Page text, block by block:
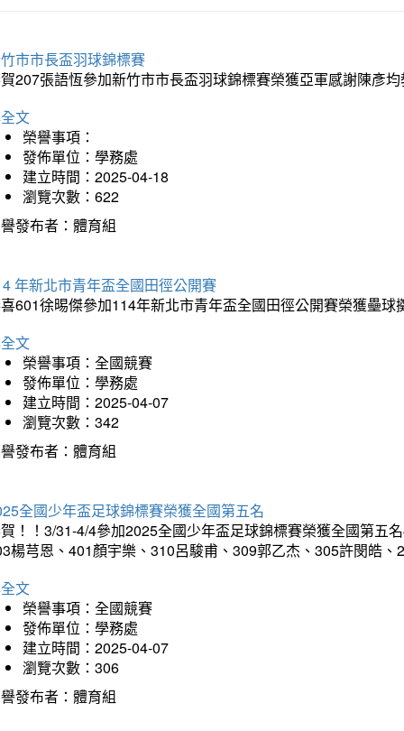
市市長盃羽球錦標賽
207張語恆參加新竹市市長盃羽球錦標賽榮獲亞軍感謝陳彥
文
榮譽事項：
發佈單位：學務處
建立時間：2025-04-18
瀏覽次數：622
發布者：體育組
年新北市青年盃全國田徑公開賽
601徐晹傑參加114年新北市青年盃全國田徑公開賽榮獲壘
文
榮譽事項：全國競賽
發佈單位：學務處
建立時間：2025-04-07
瀏覽次數：342
發布者：體育組
全國少年盃足球錦標賽榮獲全國第五名
！！3/31-4/4參加2025全國少年盃足球錦標賽榮獲全國第五
楊芎恩、401顏宇樂、310呂駿甫、309郭乙杰、305許閔皓
文
榮譽事項：全國競賽
發佈單位：學務處
建立時間：2025-04-07
瀏覽次數：306
發布者：體育組